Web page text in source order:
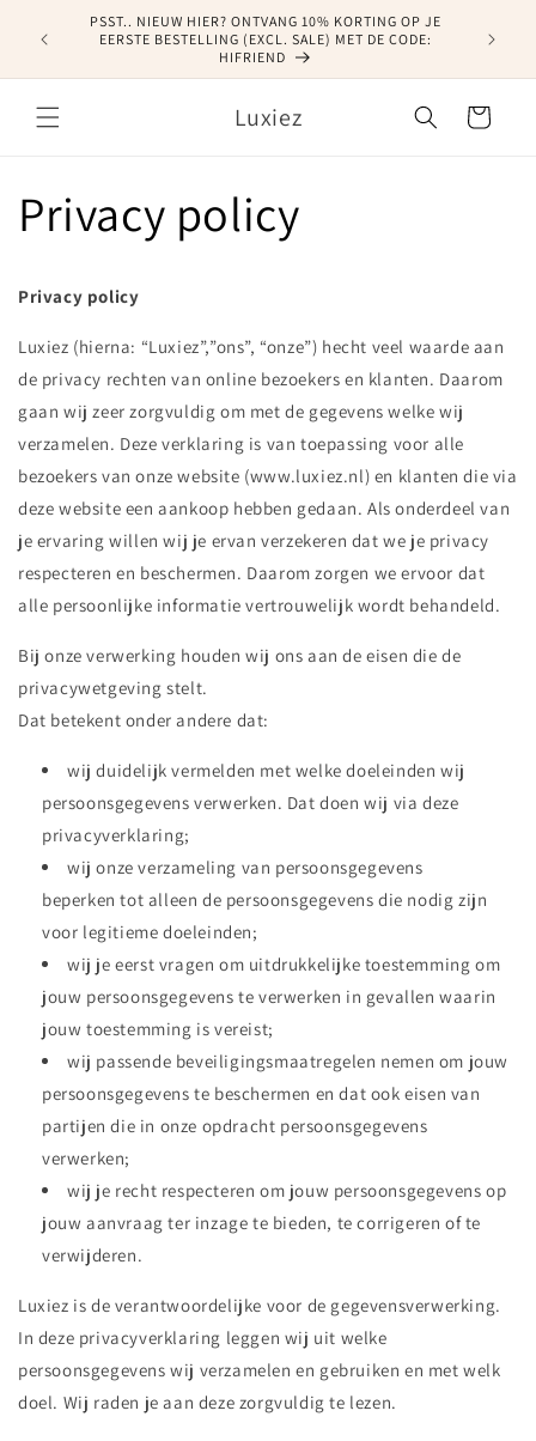
naar de
content
PSST.. NIEUW HIER? ONTVANG 10% KORTING OP JE
EERSTE BESTELLING (EXCL. SALE) MET DE CODE:
HIFRIEND
Luxiez Winkelwagen
Privacy policy
Privacy policy
Luxiez (hierna: “Luxiez”,”ons”, “onze”) hecht veel waarde aan
de privacy rechten van online bezoekers en klanten. Daarom
gaan wij zeer zorgvuldig om met de gegevens welke wij
verzamelen. Deze verklaring is van toepassing voor alle
bezoekers van onze website (www.luxiez.nl) en klanten die via
deze website een aankoop hebben gedaan. Als onderdeel van
je ervaring willen wij je ervan verzekeren dat we je privacy
respecteren en beschermen. Daarom zorgen we ervoor dat
alle persoonlijke informatie vertrouwelijk wordt behandeld.
Bij onze verwerking houden wij ons aan de eisen die de
privacywetgeving stelt.
Dat betekent onder andere dat:
wij duidelijk vermelden met welke doeleinden wij
persoonsgegevens verwerken. Dat doen wij via deze
privacyverklaring;
wij onze verzameling van persoonsgegevens
beperken tot alleen de persoonsgegevens die nodig zijn
voor legitieme doeleinden;
wij je eerst vragen om uitdrukkelijke toestemming om
jouw persoonsgegevens te verwerken in gevallen waarin
jouw toestemming is vereist;
wij passende beveiligingsmaatregelen nemen om jouw
persoonsgegevens te beschermen en dat ook eisen van
partijen die in onze opdracht persoonsgegevens
verwerken;
wij je recht respecteren om jouw persoonsgegevens op
jouw aanvraag ter inzage te bieden, te corrigeren of te
verwijderen.
Luxiez is de verantwoordelijke voor de gegevensverwerking.
In deze privacyverklaring leggen wij uit welke
persoonsgegevens wij verzamelen en gebruiken en met welk
doel. Wij raden je aan deze zorgvuldig te lezen.